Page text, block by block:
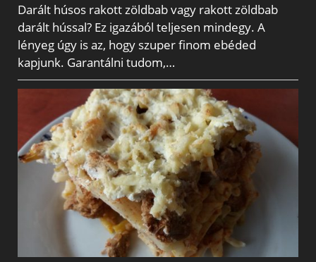
Darált húsos rakott zöldbab vagy rakott zöldbab
darált hússal? Ez igazából teljesen mindegy. A
lényeg úgy is az, hogy szuper finom ebéded
kapjunk. Garantálni tudom,…